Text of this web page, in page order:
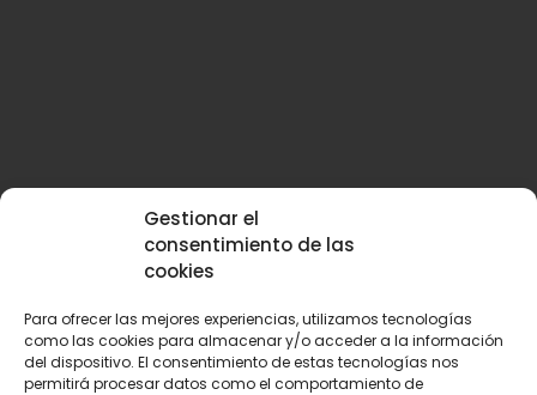
Gestionar el
consentimiento de las
cookies
Para ofrecer las mejores experiencias, utilizamos tecnologías
como las cookies para almacenar y/o acceder a la información
del dispositivo. El consentimiento de estas tecnologías nos
permitirá procesar datos como el comportamiento de